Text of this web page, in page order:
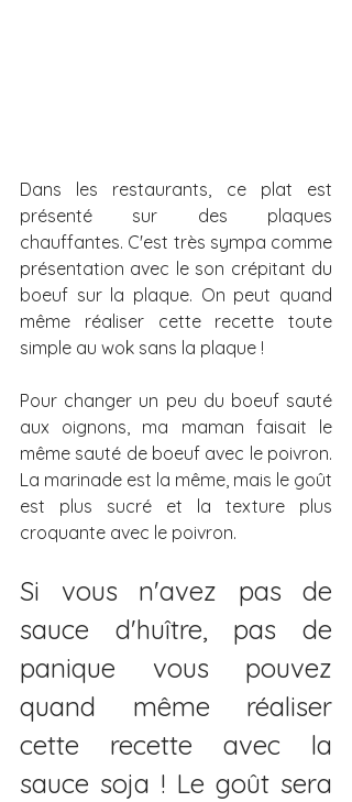
Dans les restaurants, ce plat est
présenté sur des plaques
chauffantes. C'est très sympa comme
présentation avec le son crépitant du
boeuf sur la plaque. On peut quand
même réaliser cette recette toute
simple au wok sans la plaque !
Pour changer un peu du boeuf sauté
aux oignons, ma maman faisait le
même sauté de boeuf avec le poivron.
La marinade est la même, mais le goût
est plus sucré et la texture plus
croquante avec le poivron.
Si vous n'avez pas de
sauce d'huître, pas de
panique vous pouvez
quand même réaliser
cette recette avec la
sauce soja ! Le goût sera